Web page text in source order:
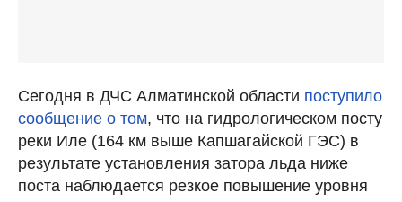
Сегодня в ДЧС Алматинской области поступило
сообщение о том, что на гидрологическом посту
реки Иле (164 км выше Капшагайской ГЭС) в
результате установления затора льда ниже
поста наблюдается резкое повышение уровня